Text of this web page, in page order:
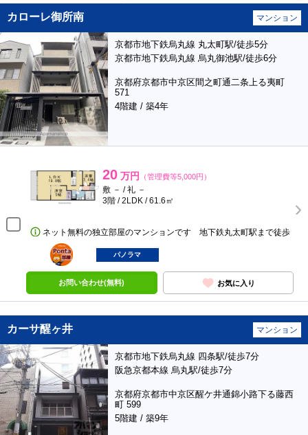
カローレ御所南 マンション
京都市地下鉄烏丸線 丸太町駅/徒歩5分
京都市地下鉄烏丸線 烏丸御池駅/徒歩6分
京都府京都市中京区間之町通二条上る夷町
571
4階建 / 築4年
20 万円 （管理費等5,000円）
敷 － / 礼 －
3階 / 2LDK / 61.6㎡
ネット無料の独立部屋のマンションです 地下鉄丸太町駅まで徒歩
ポンタ
部屋
パノラマ
お問い合わせ(無料) お気に入り
カーサ醒ヶ井 マンション
京都市地下鉄烏丸線 四条駅/徒歩7分
阪急京都本線 烏丸駅/徒歩7分
京都府京都市中京区醒ケ井通錦小路下る藤西
町 599
5階建 / 築9年